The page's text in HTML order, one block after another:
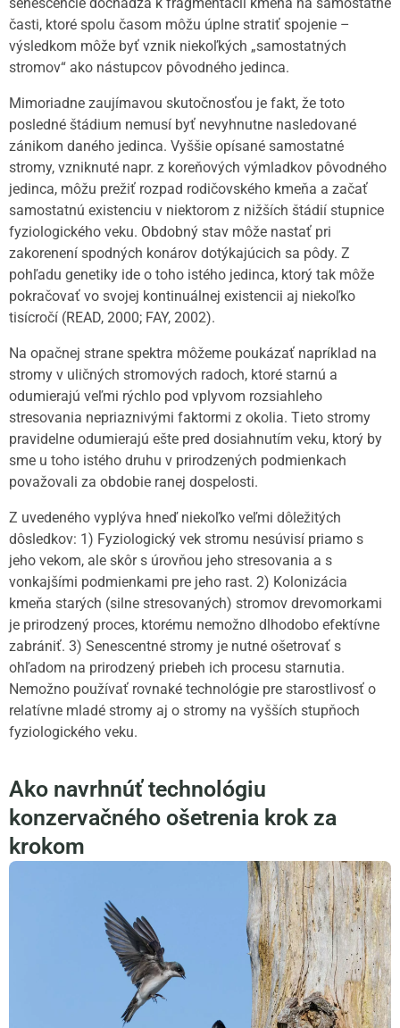
časti, ktoré spolu časom môžu úplne stratiť spojenie –
výsledkom môže byť vznik niekoľkých „samostatných
stromov“ ako nástupcov pôvodného jedinca.
Mimoriadne zaujímavou skutočnosťou je fakt, že toto
posledné štádium nemusí byť nevyhnutne nasledované
zánikom daného jedinca. Vyššie opísané samostatné
stromy, vzniknuté napr. z koreňových výmladkov pôvodného
jedinca, môžu prežiť rozpad rodičovského kmeňa a začať
samostatnú existenciu v niektorom z nižších štádií stupnice
fyziologického veku. Obdobný stav môže nastať pri
zakorenení spodných konárov dotýkajúcich sa pôdy. Z
pohľadu genetiky ide o toho istého jedinca, ktorý tak môže
pokračovať vo svojej kontinuálnej existencii aj niekoľko
tisícročí (READ, 2000; FAY, 2002).
Na opačnej strane spektra môžeme poukázať napríklad na
stromy v uličných stromových radoch, ktoré starnú a
odumierajú veľmi rýchlo pod vplyvom rozsiahleho
stresovania nepriaznivými faktormi z okolia. Tieto stromy
pravidelne odumierajú ešte pred dosiahnutím veku, ktorý by
sme u toho istého druhu v prirodzených podmienkach
považovali za obdobie ranej dospelosti.
Z uvedeného vyplýva hneď niekoľko veľmi dôležitých
dôsledkov: 1) Fyziologický vek stromu nesúvisí priamo s
jeho vekom, ale skôr s úrovňou jeho stresovania a s
vonkajšími podmienkami pre jeho rast. 2) Kolonizácia
kmeňa starých (silne stresovaných) stromov drevomorkami
je prirodzený proces, ktorému nemožno dlhodobo efektívne
zabrániť. 3) Senescentné stromy je nutné ošetrovať s
ohľadom na prirodzený priebeh ich procesu starnutia.
Nemožno používať rovnaké technológie pre starostlivosť o
relatívne mladé stromy aj o stromy na vyšších stupňoch
fyziologického veku.
Ako navrhnúť technológiu
konzervačného ošetrenia krok za
krokom